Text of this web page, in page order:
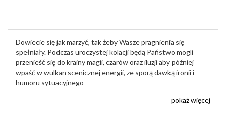
Dowiecie się jak marzyć, tak żeby Wasze pragnienia się
spełniały. Podczas uroczystej kolacji będą Państwo mogli
przenieść się do krainy magii, czarów oraz iluzji aby później
wpaść w wulkan scenicznej energii, ze sporą dawką ironii i
humoru sytuacyjnego
pokaż więcej